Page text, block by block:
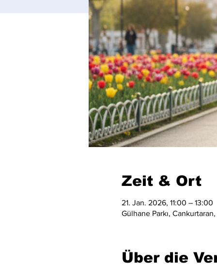
Zeit & Ort
21. Jan. 2026, 11:00 – 13:00
Gülhane Parkı,
Über die